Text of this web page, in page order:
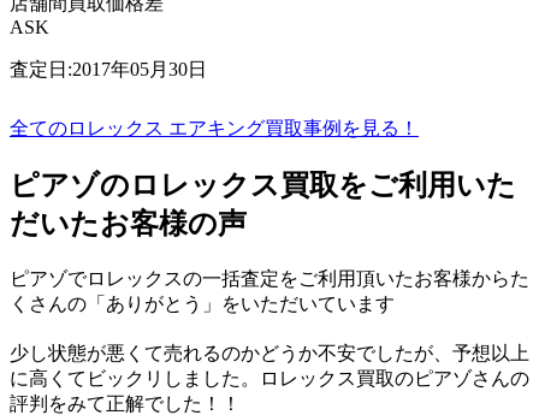
ASK
査定日:2017年05月30日
全てのロレックス エアキング買取事例を見る！
ピアゾのロレックス買取をご利用いた
だいたお客様の声
ピアゾでロレックスの一括査定をご利用頂いたお客様からた
くさんの「ありがとう」をいただいています
少し状態が悪くて売れるのかどうか不安でしたが、予想以上
に高くてビックリしました。ロレックス買取のピアゾさんの
評判をみて正解でした！！